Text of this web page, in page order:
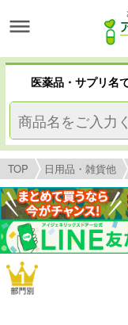
医薬品・サプリ名
TOP 日用品・雑貨他